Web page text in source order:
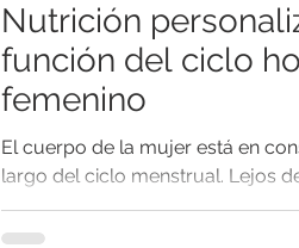
Nutrición
función del ciclo
femenino
El cuerpo de la mujer está en
largo del ciclo menstrual. Lejos
lineal, cada fase del ciclo trae...